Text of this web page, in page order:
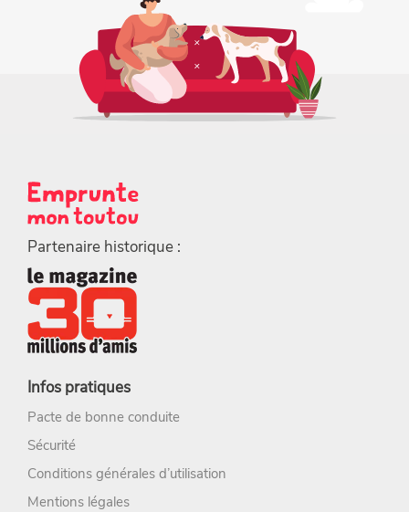
Partenaire historique :
Infos pratiques
Pacte de bonne conduite
Sécurité
Conditions générales d’utilisation
Mentions légales